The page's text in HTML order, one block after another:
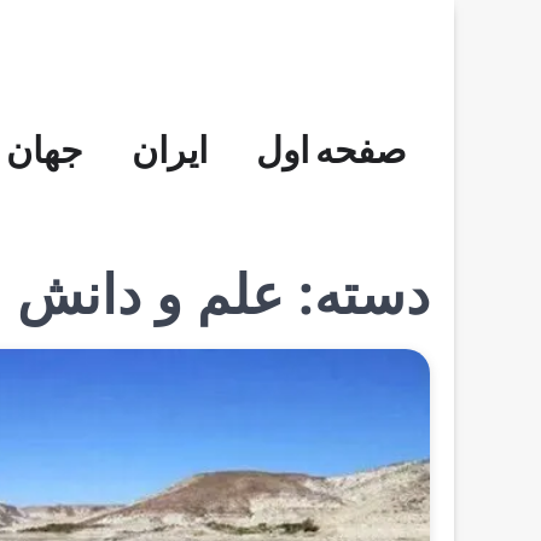
صفحه اول ایران جهان
دسته: علم و دانش